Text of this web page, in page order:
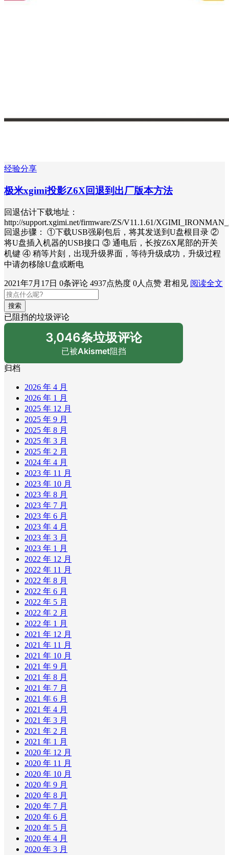
经验分享
极米xgimi投影Z6X回退到出厂版本方法
回退估计下载地址：
http://support.xgimi.net/firmware/ZS/V11.1.61/
回退步骤： ①下载USB强刷包后，将其发送到U盘根目录 ②
将U盘插入机器的USB接口 ③ 通电后，长按Z6X尾部的开关
机键 ④ 稍等片刻，出现升级界面，等待升级成功，升级过程
中请勿移除U盘或断电
2021年7月17日 0条评论 4937点热度 0人点赞 君相见 阅读全文
搜索
已阻挡的垃圾评论
3,046条垃圾评论
已被Akismet阻挡
归档
2026 年 4 月
2026 年 1 月
2025 年 12 月
2025 年 9 月
2025 年 8 月
2025 年 3 月
2025 年 2 月
2024 年 4 月
2023 年 11 月
2023 年 10 月
2023 年 8 月
2023 年 7 月
2023 年 6 月
2023 年 4 月
2023 年 3 月
2023 年 1 月
2022 年 12 月
2022 年 11 月
2022 年 8 月
2022 年 6 月
2022 年 5 月
2022 年 2 月
2022 年 1 月
2021 年 12 月
2021 年 11 月
2021 年 10 月
2021 年 9 月
2021 年 8 月
2021 年 7 月
2021 年 6 月
2021 年 4 月
2021 年 3 月
2021 年 2 月
2021 年 1 月
2020 年 12 月
2020 年 11 月
2020 年 10 月
2020 年 9 月
2020 年 8 月
2020 年 7 月
2020 年 6 月
2020 年 5 月
2020 年 4 月
2020 年 3 月